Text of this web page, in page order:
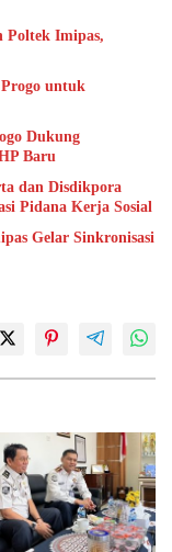
Poltek Imipas,
Progo untuk
Dukung
Baru
dan Disdikpora
Pidana Kerja Sosial
Gelar Sinkronisasi